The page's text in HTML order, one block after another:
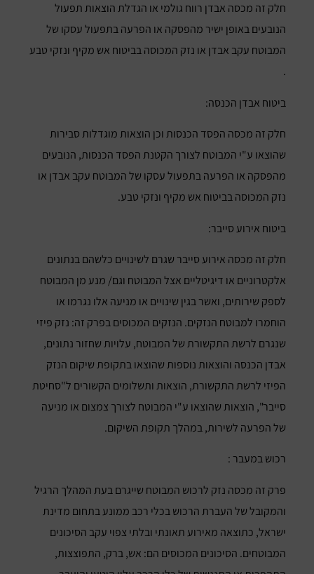
חלק זה מכסה אבדן רווח גולמי או הגדלת הוצאות תפעול
הנובעים באופן ישיר מהפסקה או הפרעה בתפעול עסקו של
המבוטח עקב אבדן או נזק המכוסה בביטוח אש מקיף ונזקי טבע
.
ביטוח אבדן הכנסה:
חלק זה מכסה הפסד הכנסות וכן הוצאות מוגדלות סבירות
שהוצאו ע"י המבוטח לצורך הקטנת הפסד הכנסות, הנובעים
מהפסקה או הפרעה בתפעול עסקו של המבוטח עקב אבדן או
נזק המכוסה בביטוח אש מקיף ונזקי טבע.
ביטוח אירוע סייבר:
חלק זה מכסה אירוע סייבר שגרם לשינויים כלשהם בנתונים
אלקטרוניים או דיגיטליים אצל המבוטח וגם/ מנע מן המבוטח
לספק שירותים, ואשר בגין שינויים או מניעה אלו נגרמו או
הוחמרו למבוטח הנזקים. הנזקים המכוסים בפרק זה: נזק פיזי
שנגרם לרשת התקשורת של המבוטח, עלויות שחזור נתונים,
אבדן הכנסה והוצאות נוספות שהוצאו בתקופת שיקום הנזק
הפיזי לרשת התקשורת, הוצאות ותשלומים הקשורים ל"סחיטת
סייבר", הוצאות שהוצאו ע"י המבוטח לצורך צמצום או מניעה
של הפרעה לשירות, במהלך תקופת השיקום.
רכוש במעבר :
פרק זה מכסה נזק לרכוש המבוטח שייגרם בעת המהלך הרגיל
והמקובל של העברת הרכוש בכלי רכב ממונע בתחום מדינת
ישראל, כתוצאה מאירוע תאונתי ובלתי צפוי עקב הסיכונים
המבוטחים. הסיכונים המכוסים הם: אש, ברק, התפוצצות,